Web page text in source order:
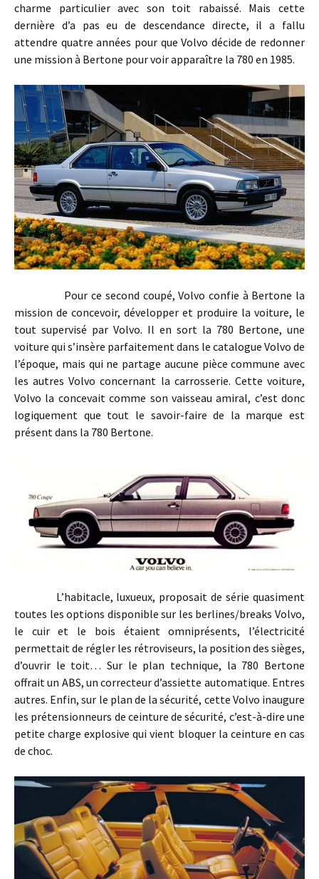
charme particulier avec son toit rabaissé. Mais cette
dernière d’a pas eu de descendance directe, il a fallu
attendre quatre années pour que Volvo décide de redonner
une mission à Bertone pour voir apparaître la 780 en 1985.
Pour ce second coupé, Volvo confie à Bertone la
mission de concevoir, développer et produire la voiture, le
tout supervisé par Volvo. Il en sort la 780 Bertone, une
voiture qui s’insère parfaitement dans le catalogue Volvo de
l’époque, mais qui ne partage aucune pièce commune avec
les autres Volvo concernant la carrosserie. Cette voiture,
Volvo la concevait comme son vaisseau amiral, c’est donc
logiquement que tout le savoir-faire de la marque est
présent dans la 780 Bertone.
L’habitacle, luxueux, proposait de série quasiment
toutes les options disponible sur les berlines/breaks Volvo,
le cuir et le bois étaient omniprésents, l’électricité
permettait de régler les rétroviseurs, la position des sièges,
d’ouvrir le toit… Sur le plan technique, la 780 Bertone
offrait un ABS, un correcteur d’assiette automatique. Entres
autres. Enfin, sur le plan de la sécurité, cette Volvo inaugure
les prétensionneurs de ceinture de sécurité, c’est-à-dire une
petite charge explosive qui vient bloquer la ceinture en cas
de choc.